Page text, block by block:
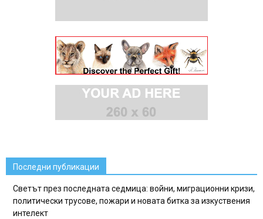
Последни публикации
Светът през последната седмица: войни, миграционни кризи,
политически трусове, пожари и новата битка за изкуствения
интелект